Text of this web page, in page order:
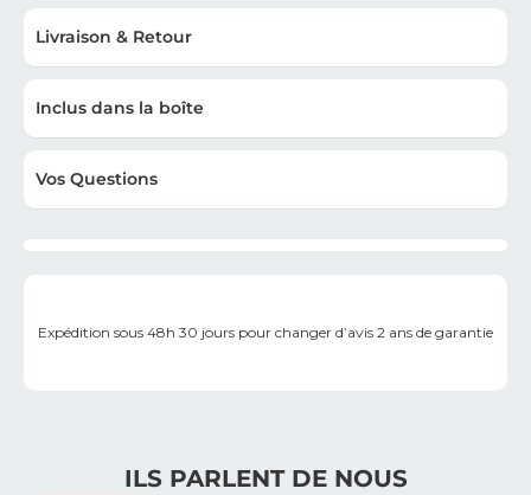
Livraison & Retour
Inclus dans la boîte
Vos Questions
Expédition sous 48h 30 jours pour changer d’avis 2 ans de garantie
ILS PARLENT DE NOUS